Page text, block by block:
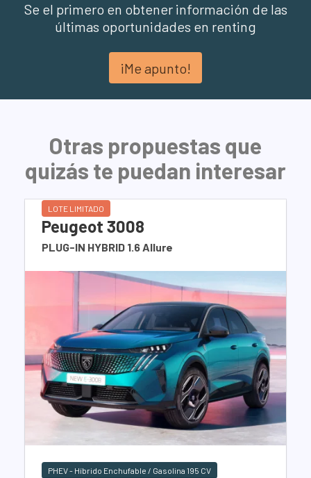
Se el primero en obtener información de las
últimas oportunidades en renting
¡Me apunto!
Otras propuestas que
quizás te puedan interesar
LOTE LIMITADO
Peugeot 3008
PLUG-IN HYBRID 1.6 Allure
PHEV - Híbrido Enchufable / Gasolina 195 CV